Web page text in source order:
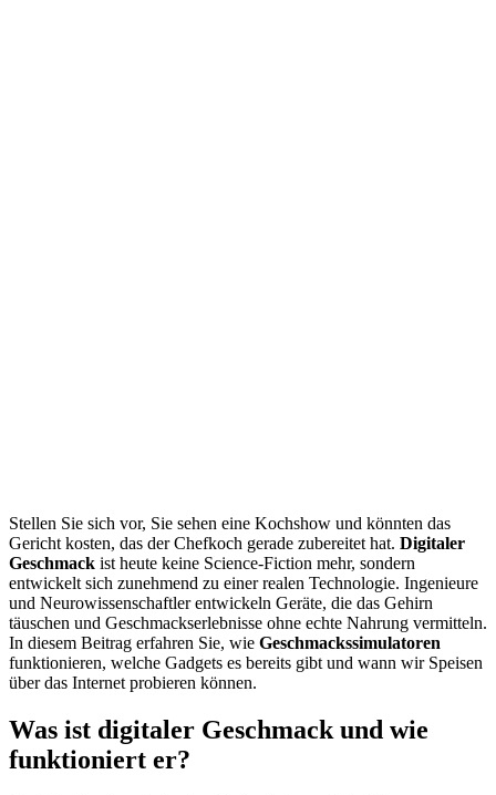
Stellen Sie sich vor, Sie sehen eine Kochshow und könnten das
Gericht kosten, das der Chefkoch gerade zubereitet hat. Digitaler
Geschmack ist heute keine Science-Fiction mehr, sondern
entwickelt sich zunehmend zu einer realen Technologie. Ingenieure
und Neurowissenschaftler entwickeln Geräte, die das Gehirn
täuschen und Geschmackserlebnisse ohne echte Nahrung vermitteln.
In diesem Beitrag erfahren Sie, wie Geschmackssimulatoren
funktionieren, welche Gadgets es bereits gibt und wann wir Speisen
über das Internet probieren können.
Was ist digitaler Geschmack und wie
funktioniert er?